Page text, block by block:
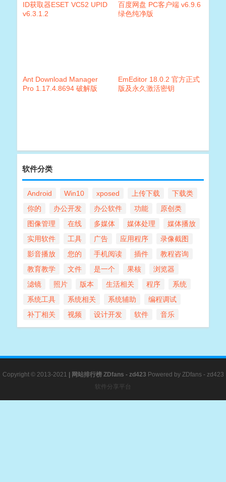
ID获取器ESET VC52 UPID
v6.3.1.2
百度网盘 PC客户端 v6.9.6
绿色纯净版
Ant Download Manager
Pro 1.17.4.8694 破解版
EmEditor 18.0.2 官方正式
版及永久激活密钥
软件分类
Android Win10 xposed 上传下载
下载类
你的
办公开发 办公软件 功能
原创类
图像管理
在线 多媒体 媒体处理
媒体播放
实用软件
工具 广告 应用程序
录像截图
影音播放
您的 手机阅读 插件
教程咨询
教育教学
文件 是一个 果核
浏览器
滤镜
照片 版本 生活相关 程序
系统
系统工具
系统相关 系统辅助
编程调试
补丁相关
视频 设计开发 软件 音乐
Copyright © 2013-2021 网站排行榜ZDfans - zd423 Powered by ZDfans - zd423
软件分享平台